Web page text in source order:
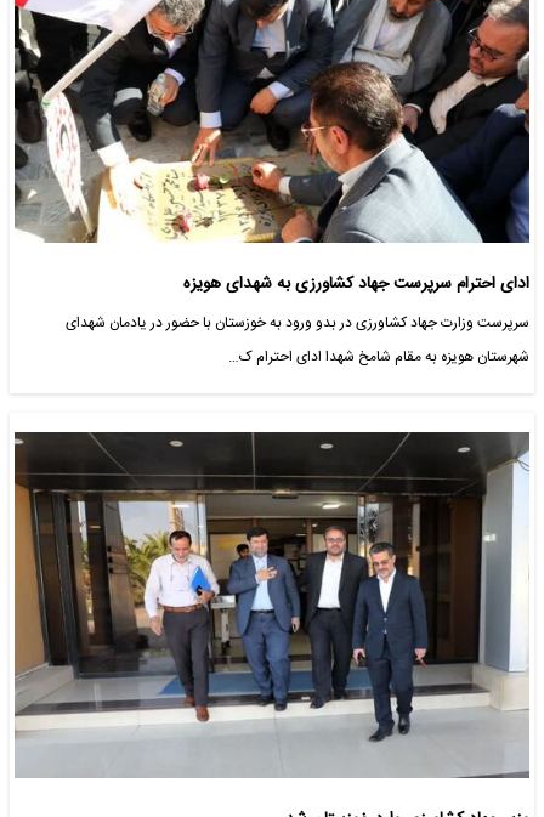
ادای‌ احترام سرپرست جهاد کشاورزی به شهدای هویزه
سرپرست وزارت جهاد کشاورزی در بدو ورود به خوزستان با حضور در یادمان شهدای
شهرستان هویزه به مقام شامخ شهدا ادای‌ احترام ک…